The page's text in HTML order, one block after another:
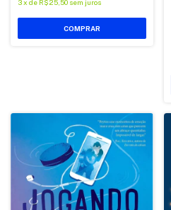
3x de R$25,50 sem juros
COMPRAR